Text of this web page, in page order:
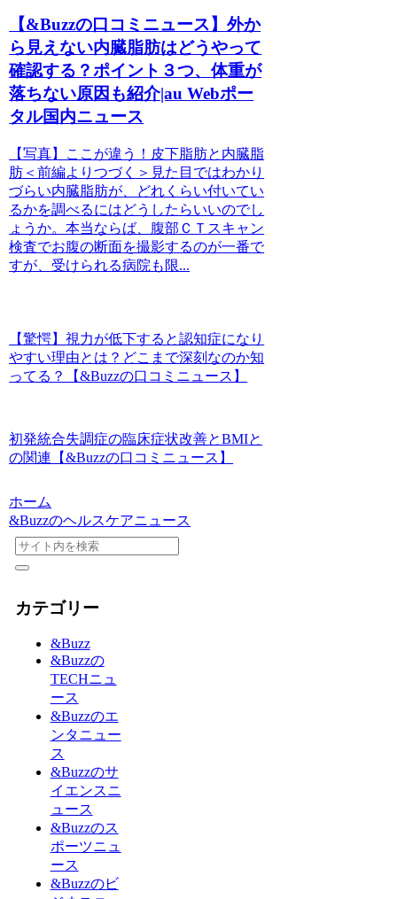
【&Buzzの口コミニュース】外か
ら見えない内臓脂肪はどうやって
確認する？ポイント３つ、体重が
落ちない原因も紹介|au Webポー
タル国内ニュース
【写真】ここが違う！皮下脂肪と内臓脂
肪＜前編よりつづく＞見た目ではわかり
づらい内臓脂肪が、どれくらい付いてい
るかを調べるにはどうしたらいいのでし
ょうか。本当ならば、腹部ＣＴスキャン
検査でお腹の断面を撮影するのが一番で
すが、受けられる病院も限...
【驚愕】視力が低下すると認知症になり
やすい理由とは？どこまで深刻なのか知
ってる？【&Buzzの口コミニュース】
初発統合失調症の臨床症状改善とBMIと
の関連【&Buzzの口コミニュース】
ホーム
&Buzzのヘルスケアニュース
カテゴリー
&Buzz
&Buzzの
TECHニュ
ース
&Buzzのエ
ンタニュー
ス
&Buzzのサ
イエンスニ
ュース
&Buzzのス
ポーツニュ
ース
&Buzzのビ